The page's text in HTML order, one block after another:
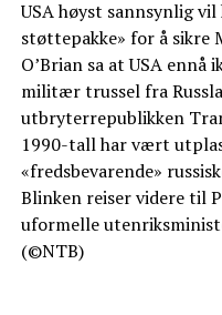
USA høyst sannsynlig
støttepakke» for å sikre
O’Brian sa at USA
militær trussel fra
utbryterrepublikken
1990-tall har vært
«fredsbevarende»
Blinken reiser videre til
uformelle
(©NTB)